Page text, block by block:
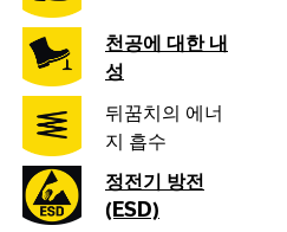
천공에 대한 내
성
뒤꿈치의 에너
지 흡수
정전기 방전
(ESD)